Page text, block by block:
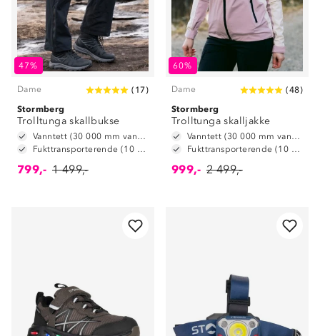
47%
Dame ( 17)
Stormberg
Trolltunga skallbukse
Vanntett (30 000 mm vannsøyle)
Fukttransporterende (10 000 g/m2/24t)
799,- 1 499,-
60%
Dame (48)
Stormberg
Trolltunga skalljakke
Vanntett (30 000 mm vannsøyle)
Fukttransporterende (10 000 g/m2/24t)
999,- 2 499,-